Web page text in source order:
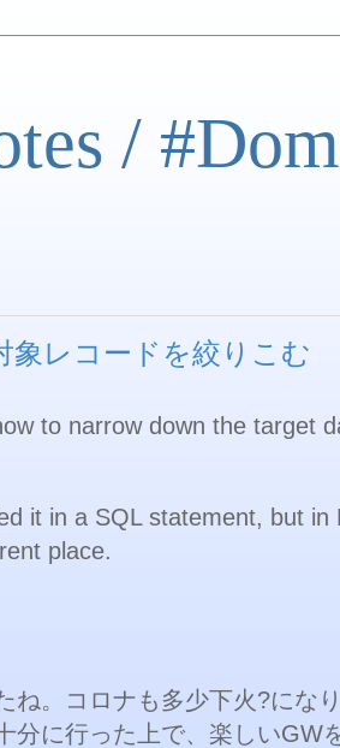
/
象レコードを絞りこむ
to narrow down the target
it in a SQL statement, but in
place.
ね。コロナも多少下火?にな
分に行った上で、楽しいGW